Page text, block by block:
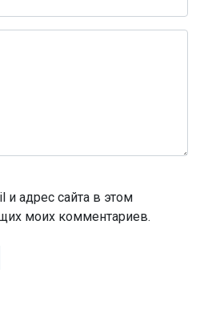
и адрес сайта в этом
моих комментариев.